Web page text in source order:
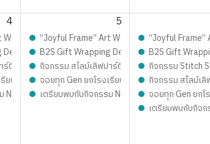
4 5
ยทุกเจน กับ เก่งน้ำปิง
ยวในโลก เติมเต็มความสนุก จอยทุกเจน กับ เก่งน้ำปิง
Workshop ดีไซน์เฟรมการ์ด ชิ้นเดียวในโลก เติมเต็มความ
“Joyful Frame” Art Workshop ดีไซน์เฟรมการ์
“Joyful
ทุกเจนส่งมอบความสุข สนุกจอยทุกเจน
Design contest 2026 LIVE Playfull: ส่งมอบความสุข สนุ
B2S Gift Wrapping Design contest 2026
B2S Gift
LOVE PARTY By Elmer’s
ตี้ ปั้นสนุกสุดมุ้งมิ้ง - Magical SLIME LOVE PARTY By
กิจกรรม สไลม์เลิฟปาร์ตี้ ปั้นสนุกสุดมุ้งมิ้ง -
กิจกรรม Stitch
ยน จอยทุก Gen ยกโรงเรียน กิจกรรม สไลม์เ
!! Trainer Journey On Tour !!
เตรียมพบกับกิจกรรม New Trainer Journey On
จอยทุก Gen ยกโ
เตรียมพบกับกิจก